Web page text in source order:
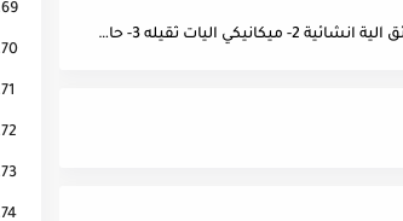
مطلوب : 1- سائق آلية انشائية 2- ميكانيكي اليات ثقيله 3- حارس لتعبئة شواغر حكومية